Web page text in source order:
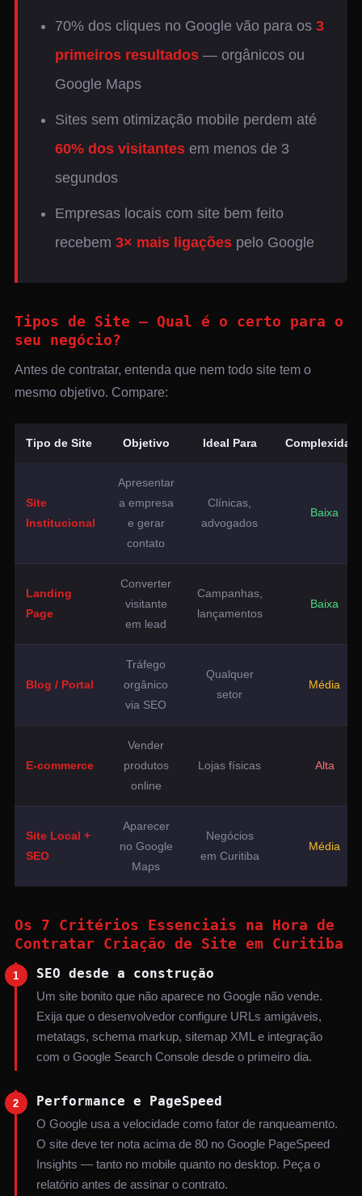
70% dos cliques no Google vão para os 3
primeiros resultados— orgânicos ou
Google Maps
Sites sem otimização mobile perdem até
60% dos visitantesem menos de 3
segundos
Empresas locais com site bem feito
recebem 3× mais ligaçõespelo Google
Tipos de Site — Qual é o certo para o
seu negócio?
Antes de contratar, entenda que nem todo site tem o
mesmo objetivo. Compare:
Tipo de Site Objetivo Ideal Para
Site
Institucional
Apresentar
a empresa
e gerar
contato
Clínicas,
advogados
Baixa
Landing
Page
Converter
visitante
em lead
Campanhas,
lançamentos
Baixa
Blog / Portal
Tráfego
orgânico
via SEO
Qualquer
setor
Média
E-commerce
Vender
produtos
online
Lojas físicas Alta
Site Local +
SEO
Aparecer
no Google
Maps
Negócios
em Curitiba
Média
Os 7 Critérios Essenciais na Hora de
Contratar Criação de Site em Curitiba
1 SEO desde a construção
Um site bonito que não aparece no Google não vende.
Exija que o desenvolvedor configure URLs amigáveis,
metatags, schema markup, sitemap XML e integração
com o Google Search Console desde o primeiro dia.
2 Performance e PageSpeed
O Google usa a velocidade como fator de ranqueamento.
O site deve ter nota acima de 80 no Google PageSpeed
Insights — tanto no mobile quanto no desktop. Peça o
relatório antes de assinar o contrato.